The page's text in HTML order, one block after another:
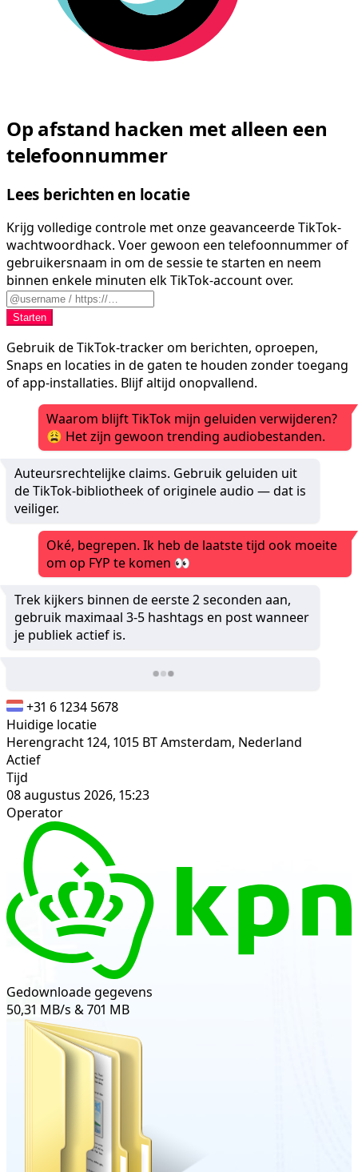
Op afstand hacken met alleen een
telefoonnummer
Lees berichten en locatie
Krijg volledige controle met onze geavanceerde TikTok-
wachtwoordhack. Voer gewoon een telefoonnummer of
gebruikersnaam in om de sessie te starten en neem
binnen enkele minuten elk TikTok-account over.
Starten
Gebruik de TikTok-tracker om berichten, oproepen,
Snaps en locaties in de gaten te houden zonder toegang
of app-installaties. Blijf altijd onopvallend.
Waarom blijft TikTok mijn geluiden verwijderen?
😩 Het zijn gewoon trending audiobestanden.
Auteursrechtelijke claims. Gebruik geluiden uit
de TikTok-bibliotheek of originele audio — dat is
veiliger.
Oké, begrepen. Ik heb de laatste tijd ook moeite
om op FYP te komen 👀
Trek kijkers binnen de eerste 2 seconden aan,
gebruik maximaal 3-5 hashtags en post wanneer
je publiek actief is.
+31 6 1234 5678
Huidige locatie
Herengracht 124, 1015 BT Amsterdam, Nederland
Actief
Tijd
08 augustus 2026, 15:23
Operator
Gedownloade gegevens
50,31 MB/s & 701 MB